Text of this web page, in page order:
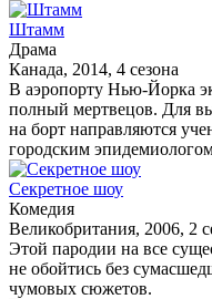
Штамм
Драма
Канада, 2014, 4 сезона
В аэропорту Нью-Йорка
полный мертвецов. Для
на борт направляются
городским
Секретное шоу
Комедия
Великобритания, 2006, 2
Этой пародии на все
не обойтись без
чумовых сюжетов.